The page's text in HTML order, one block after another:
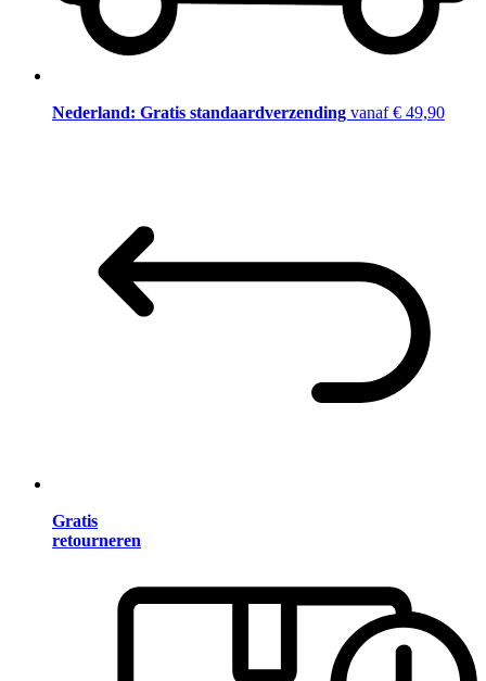
Nederland: Gratis standaardverzending vanaf € 49,90
Gratis
retourneren